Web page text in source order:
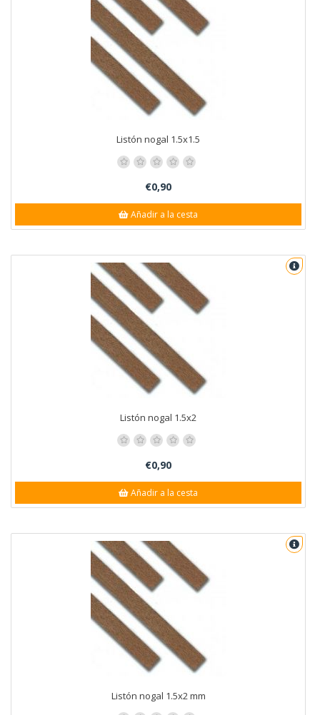
Listón nogal 1.5x1.5
€0,90
Añadir a la cesta
Listón nogal 1.5x2
€0,90
Añadir a la cesta
Listón nogal 1.5x2 mm